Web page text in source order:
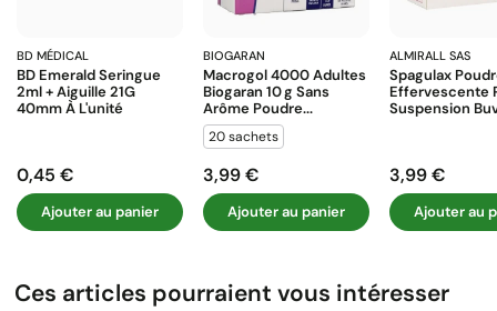
BD MÉDICAL
BD Emerald Seringue
2ml + Aiguille 21G
40mm À L'unité
Prix
0,45 €
Ajouter au panier
BIOGARAN
Macrogol 4000 Adultes
Biogaran 10 G Sans
Arôme Poudre...
20 sachets
Prix
3,99 €
Ajouter au panier
ALMIRALL SAS
Spagulax
Effervescente
Suspension
Prix
3,99 €
Ajouter au
Ces articles pourraient vous intéresser